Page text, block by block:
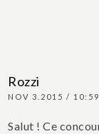
Rozzi
NOV 3.2015 / 10:59
Salut ! Ce